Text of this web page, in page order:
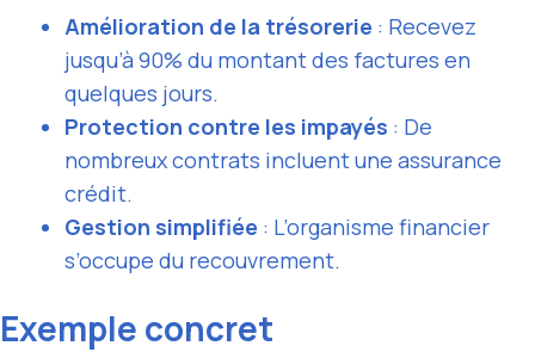
Amélioration de la trésorerie : Recevez
jusqu’à 90% du montant des factures en
quelques jours.
Protection contre les impayés : De
nombreux contrats incluent une assurance
crédit.
Gestion simplifiée : L’organisme financier
s’occupe du recouvrement.
Exemple concret